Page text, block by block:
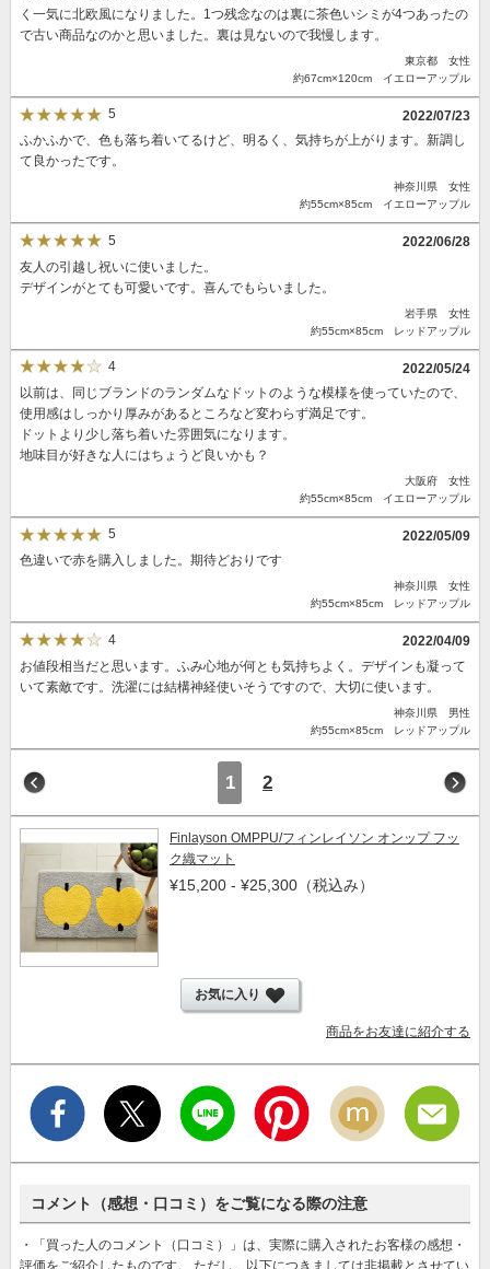
く一気に北欧風になりました。1つ残念なのは裏に茶色いシミが4つあったの
で古い商品なのかと思いました。裏は見ないので我慢します。
東京都 女性
約67cm×120cm イエローアップル
5
2022/07/23
ふかふかで、色も落ち着いてるけど、明るく、気持ちが上がります。新調し
て良かったです。
神奈川県 女性
約55cm×85cm イエローアップル
5
2022/06/28
友人の引越し祝いに使いました。
デザインがとても可愛いです。喜んでもらいました。
岩手県 女性
約55cm×85cm レッドアップル
4
2022/05/24
以前は、同じブランドのランダムなドットのような模様を使っていたので、
使用感はしっかり厚みがあるところなど変わらず満足です。
ドットより少し落ち着いた雰囲気になります。
地味目が好きな人にはちょうど良いかも？
大阪府 女性
約55cm×85cm イエローアップル
5
2022/05/09
色違いで赤を購入しました。期待どおりです
神奈川県 女性
約55cm×85cm レッドアップル
4
2022/04/09
お値段相当だと思います。ふみ心地が何とも気持ちよく。デザインも凝って
いて素敵です。洗濯には結構神経使いそうですので、大切に使います。
神奈川県 男性
約55cm×85cm レッドアップル
1 2
Finlayson OMPPU/フィンレイソン オンップ フッ
ク織マット
¥15,200 - ¥25,300（税込み）
お気に入り
商品をお友達に紹介する
コメント（感想・口コミ）をご覧になる際の注意
・「買った人のコメント（口コミ）」は、実際に購入されたお客様の感想・
評価をご紹介したものです。 ただし、以下につきましては非掲載とさせてい